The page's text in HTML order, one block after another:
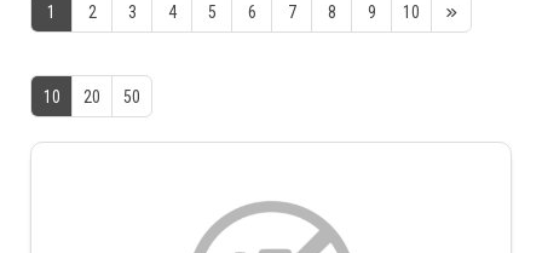
1 2 3 4 5 6 7 8 9 10
10 20 50